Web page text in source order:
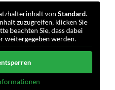
von Standard.
zuzugreifen, klicken Sie
beachten Sie, dass dabei
weitergegeben werden.